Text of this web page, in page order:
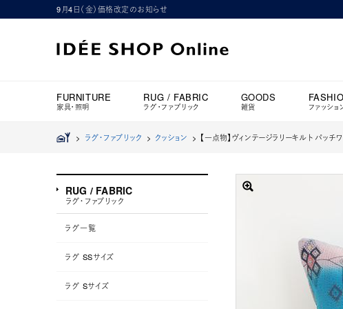
9月4日（金）価格改定のお知らせ
FURNITURE
家具・照明
RUG / FABRIC
ラグ・ファブリック
GOODS
雑貨 ファッショ
> ラグ・ファブリック > クッション > 【一点物】ヴィンテージラリーキルト パッチ
RUG / FABRIC
ラグ・ファブリック
ラグ一覧
ラグ SSサイズ
ラグ Sサイズ